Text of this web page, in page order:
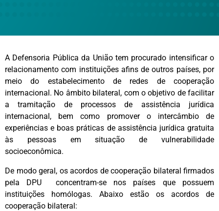
A Defensoria Pública da União tem procurado intensificar o
relacionamento com instituições afins de outros países, por
meio do estabelecimento de redes de cooperação
internacional. No âmbito bilateral, com o objetivo de facilitar
a tramitação de processos de assistência jurídica
internacional, bem como promover o intercâmbio de
experiências e boas práticas de assistência jurídica gratuita
às pessoas em situação de vulnerabilidade
socioeconômica.
De modo geral, os acordos de cooperação bilateral firmados
pela DPU concentram-se nos países que possuem
instituições homólogas. Abaixo estão os acordos de
cooperação bilateral: